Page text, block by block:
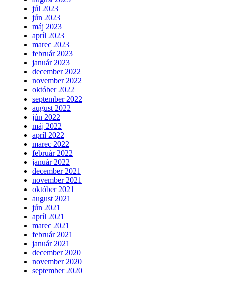
júl 2023
jún 2023
máj 2023
apríl 2023
marec 2023
február 2023
január 2023
december 2022
november 2022
október 2022
september 2022
august 2022
jún 2022
máj 2022
apríl 2022
marec 2022
február 2022
január 2022
december 2021
november 2021
október 2021
august 2021
jún 2021
apríl 2021
marec 2021
február 2021
január 2021
december 2020
november 2020
september 2020